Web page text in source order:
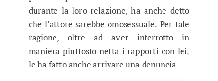
durante la loro relazione, ha anche detto
che l’attore sarebbe omosessuale. Per tale
ragione, oltre ad aver interrotto in
maniera piuttosto netta i rapporti con lei,
le ha fatto anche arrivare una denuncia.